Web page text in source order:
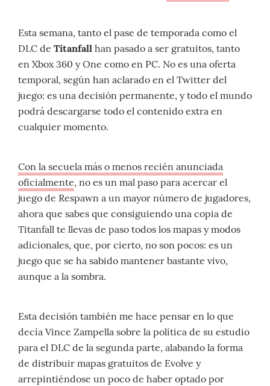
Esta semana, tanto el pase de temporada como el
DLC de Titanfall han pasado a ser gratuitos, tanto
en Xbox 360 y One como en PC. No es una oferta
temporal, según han aclarado en el Twitter del
juego: es una decisión permanente, y todo el mundo
podrá descargarse todo el contenido extra en
cualquier momento.
Con la secuela más o menos recién anunciada
oficialmente, no es un mal paso para acercar el
juego de Respawn a un mayor número de jugadores,
ahora que sabes que consiguiendo una copia de
Titanfall te llevas de paso todos los mapas y modos
adicionales, que, por cierto, no son pocos: es un
juego que se ha sabido mantener bastante vivo,
aunque a la sombra.
Esta decisión también me hace pensar en lo que
decía Vince Zampella sobre la política de su estudio
para el DLC de la segunda parte, alabando la forma
de distribuir mapas gratuitos de Evolve y
arrepintiéndose un poco de haber optado por